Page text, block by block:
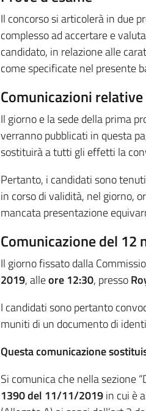
Il concorso si articolerà in due
complesso ad accertare e
candidato, in relazione alle
come specificate nel presente
Comunicazioni
Il giorno e la sede della prima
verranno pubblicati in questa
sostituirà a tutti gli effetti la
Pertanto, i candidati sono
in corso di validità, nel giorno,
mancata presentazione
Comunicazione del 12
Il giorno fissato dalla
2019, alleore12:30, presso
I candidati sono pertanto
muniti di un documento di
Questa comunicazione
Si comunica che nella sezione
1390 del 11/11/2019in cui è